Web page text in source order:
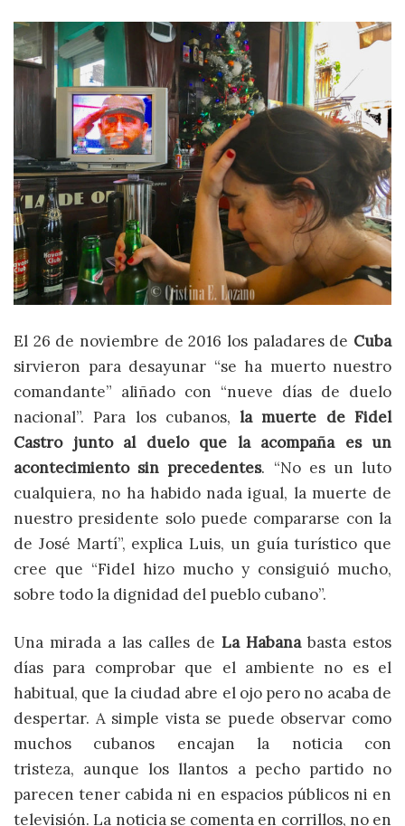
El 26 de noviembre de 2016 los paladares de Cuba
sirvieron para desayunar “se ha muerto nuestro
comandante” aliñado con “nueve días de duelo
nacional”. Para los cubanos,la muerte de Fidel
Castro junto al duelo que la acompaña es un
acontecimiento sin precedentes. “No es un luto
cualquiera, no ha habido nada igual, la muerte de
nuestro presidente solo puede compararse con la
de José Martí”, explica Luis, un guía turístico que
cree que “Fidel hizo mucho y consiguió mucho,
sobre todo la dignidad del pueblo cubano”.
Una mirada a las calles de La Habanabasta estos
días para comprobar que el ambiente no es el
habitual, que la ciudad abre el ojo pero no acaba de
despertar. A simple vista se puede observar como
muchos cubanos encajan la noticia con
tristeza, aunque los llantos a pecho partido no
parecen tener cabida ni en espacios públicos ni en
televisión. La noticia se comenta en corrillos, no en